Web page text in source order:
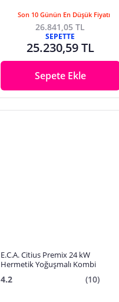
Son 10 Günün En Düşük Fiyatı
26.841,05 TL
SEPETTE
25.230,59 TL
Sepete Ekle
E.C.A. Citius Premix 24 kW
Hermetik Yoğuşmalı Kombi
4.2 (10)